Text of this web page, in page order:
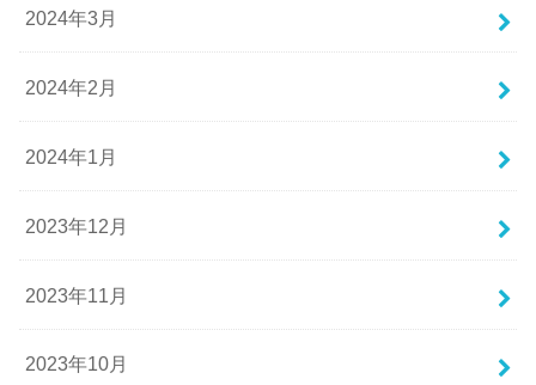
2024年3月
2024年2月
2024年1月
2023年12月
2023年11月
2023年10月